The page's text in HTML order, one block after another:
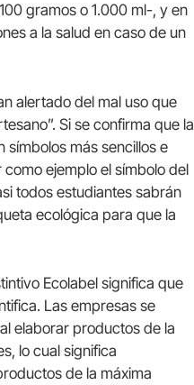
gramos o 1.000 ml-, y en
a la salud en caso de un
alertado del mal uso que
Si se confirma que la
símbolos más sencillos e
ejemplo el símbolo del
todos estudiantes sabrán
ecológica para que la
Ecolabel significa que
Las empresas se
elaborar productos de la
lo cual significa
de la máxima